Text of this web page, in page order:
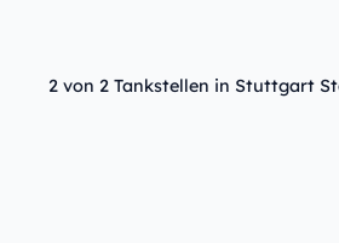
2 von 2 Tankstellen in Stuttgart